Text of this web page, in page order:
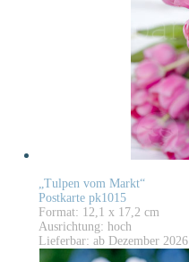
„Tulpen vom Markt“
Postkarte pk1015
Format: 12,1 x 17,2 cm
Ausrichtung: hoch
Lieferbar: ab Dezember 2026